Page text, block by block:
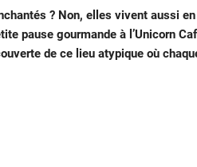
? Non, elles vivent aussi
pause gourmande à l’Unicorn
de ce lieu atypique où